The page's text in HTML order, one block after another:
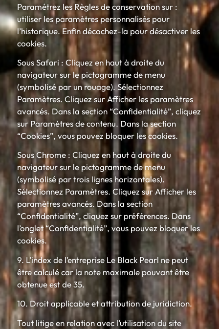
Paramétrez les Règles de conservation sur :
utiliser les paramètres personnalisés pour
l’historique. Enfin décochez-la pour désactiver les
cookies.
Sous Safari : Cliquez en haut à droite du
navigateur sur le pictogramme de menu
(symbolisé par un rouage). Sélectionnez
Paramètres. Cliquez sur Afficher les paramètres
avancés. Dans la section “Confidentialité”, cliquez
sur Paramètres de contenu. Dans la section
“Cookies”, vous pouvez bloquer les cookies.
Sous Chrome : Cliquez en haut à droite du
navigateur sur le pictogramme de menu
(symbolisé par trois lignes horizontales).
Sélectionnez Paramètres. Cliquez sur Afficher les
paramètres avancés. Dans la section
“Confidentialité”, cliquez sur préférences. Dans
l’onglet “Confidentialité”, vous pouvez bloquer les
cookies.
9. L’index de l’entreprise Le Black Pearl ne peut
être calculé car la note maximale pouvant être
obtenue est de 35.
10. Droit applicable et attribution de juridiction.
Tout litige en relation avec l’utilisation du site